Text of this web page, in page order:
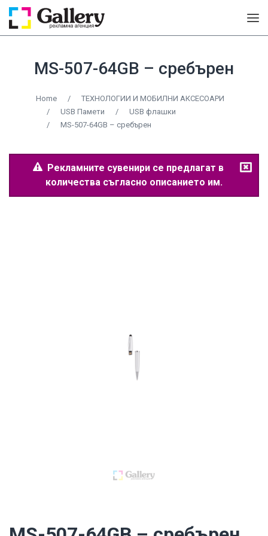
MS-507-64GB – сребърен
Home /
ТЕХНОЛОГИИ И МОБИЛНИ АКСЕСОАРИ
/
USB Памети /
USB флашки
/
MS-507-64GB – сребърен
Рекламните сувенири се предлагат в
количества съгласно описанието им.